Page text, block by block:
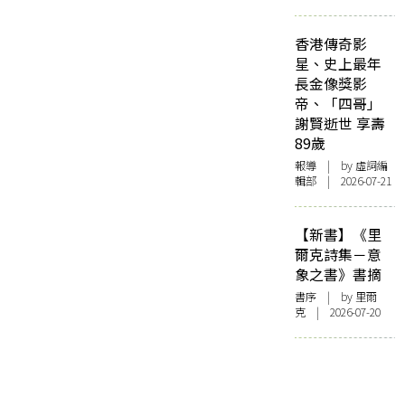
香港傳奇影
星、史上最年
長金像獎影
帝、「四哥」
謝賢逝世 享壽
89歲
報導 | by 虛詞編
輯部 | 2026-07-21
【新書】《里
爾克詩集－意
象之書》書摘
書序 | by 里爾
克 | 2026-07-20